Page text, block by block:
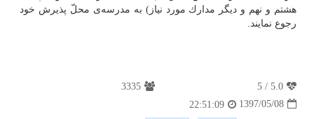
هشتم و نهم و دیگر مدارك مورد نیاز) به مدرسه‌ی محلّ پذیرش خود
رجوع نمایند.
5.0
/
5
3335
1397/05/08
22:51:09